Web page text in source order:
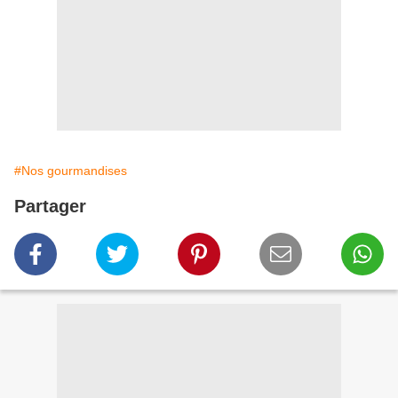
#Nos gourmandises
Partager